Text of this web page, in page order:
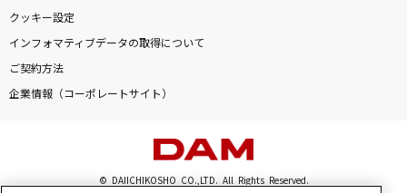
クッキー設定
インフォマティブデータの取得について
ご契約方法
企業情報（コーポレートサイト）
© DAIICHIKOSHO CO.,LTD. All Rights Reserved.